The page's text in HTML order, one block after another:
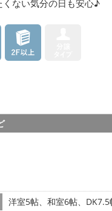
ない気分の日も安心♪
洋室5帖、和室6帖、DK7.5